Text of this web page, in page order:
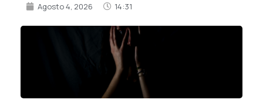
Agosto 4, 2026 14:31